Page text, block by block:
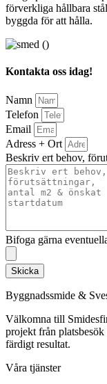
förverkliga hållbara
byggda för att hålla.
Kontakta oss idag!
Namn
Telefon
Email
Adress + Ort
Beskriv ert behov,
Bifoga gärna
Skicka
Byggnadssmide &
Välkomna till
projekt från
färdigt resultat.
Våra tjänster